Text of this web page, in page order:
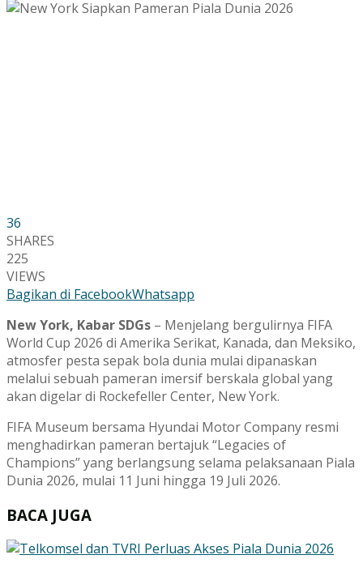
36
SHARES
225
VIEWS
Bagikan di FacebookWhatsapp
New York, Kabar SDGs – Menjelang bergulirnya FIFA
World Cup 2026 di Amerika Serikat, Kanada, dan Meksiko,
atmosfer pesta sepak bola dunia mulai dipanaskan
melalui sebuah pameran imersif berskala global yang
akan digelar di Rockefeller Center, New York.
FIFA Museum bersama Hyundai Motor Company resmi
menghadirkan pameran bertajuk “Legacies of
Champions” yang berlangsung selama pelaksanaan Piala
Dunia 2026, mulai 11 Juni hingga 19 Juli 2026.
BACA JUGA